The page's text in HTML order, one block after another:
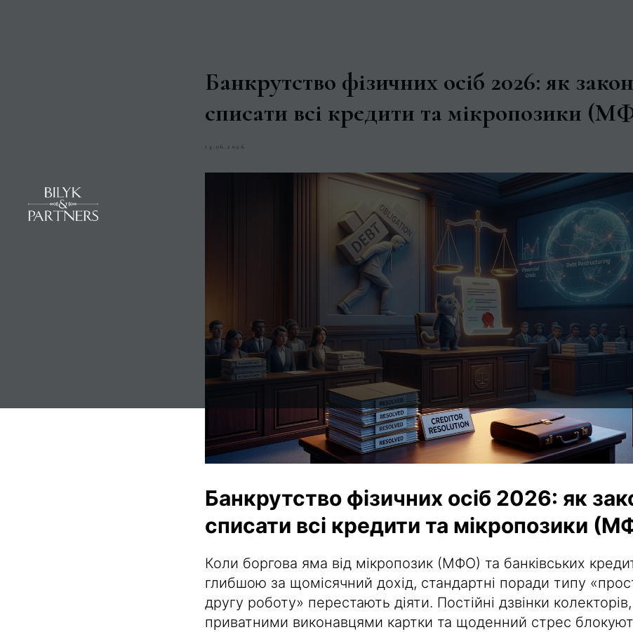
Банкрутство фізичних осіб 2026: як
списати всі кредити та мікропозики
14.06.2026
Банкрутство фізичних осіб 2026: як
списати всі кредити та мікропозики
Коли боргова яма від мікропозик (МФО) та банківських
глибшою за щомісячний дохід, стандартні поради типу
другу роботу» перестають діяти. Постійні дзвінки
приватними виконавцями картки та щоденний стрес